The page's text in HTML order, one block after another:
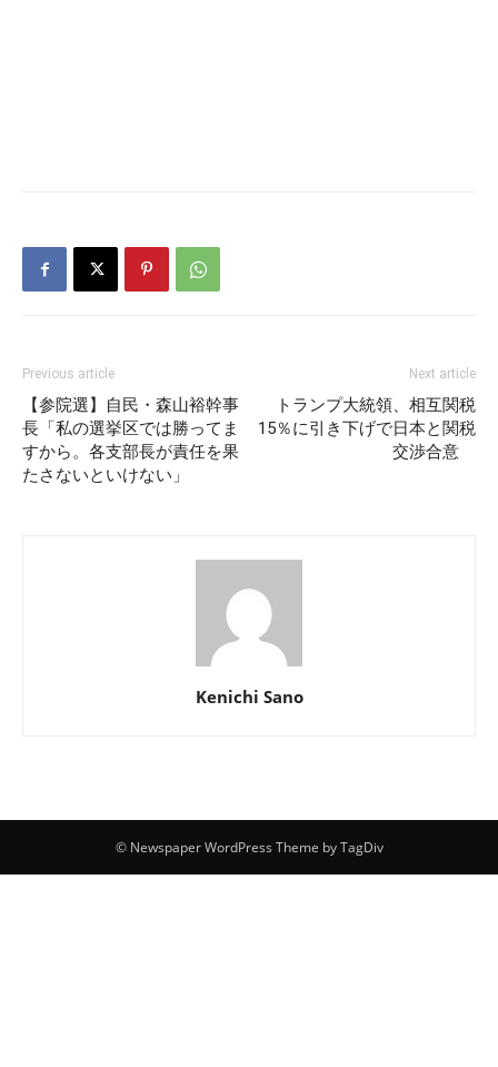
Previous article
【参院選】自民・森山裕幹事
長「私の選挙区では勝ってま
すから。各支部長が責任を果
たさないといけない」
Next article
トランプ大統領、相互関税
15％に引き下げで日本と関税
交渉合意
Kenichi Sano
© Newspaper WordPress Theme by TagDiv